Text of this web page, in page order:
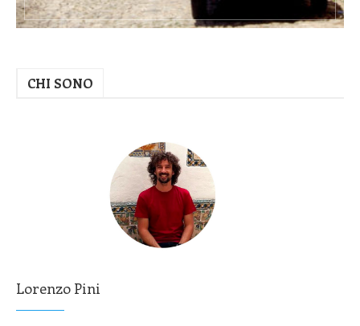
CHI SONO
Lorenzo Pini